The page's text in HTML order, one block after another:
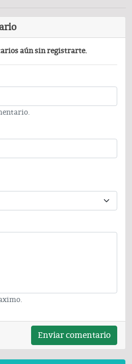
aún sin registrarte.
Enviar comentario